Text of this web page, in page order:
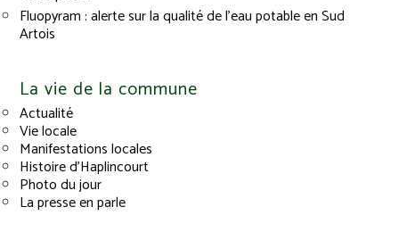
Fluopyram : alerte sur la qualité de l’eau potable en Sud
Artois
La vie de la commune
Actualité
Vie locale
Manifestations locales
Histoire d’Haplincourt
Photo du jour
La presse en parle